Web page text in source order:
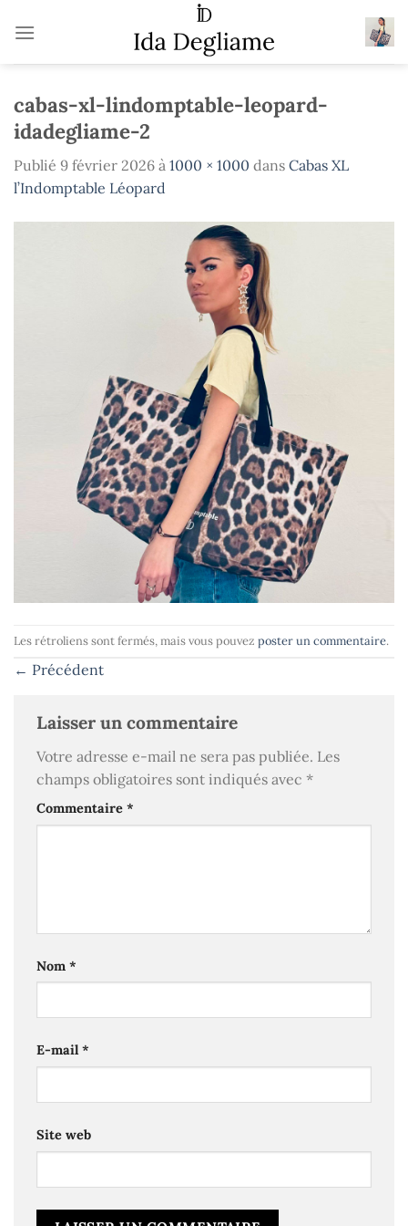
cabas-xl-lindomptable-leopard-
idadegliame-2
Publié 9 février 2026 à 1000 × 1000 dans Cabas XL
l’Indomptable Léopard
Les rétroliens sont fermés, mais vous pouvez poster un commentaire.
← Précédent
Laisser un commentaire
Votre adresse e-mail ne sera pas publiée. Les
champs obligatoires sont indiqués avec *
Commentaire *
Nom *
E-mail*
Site web